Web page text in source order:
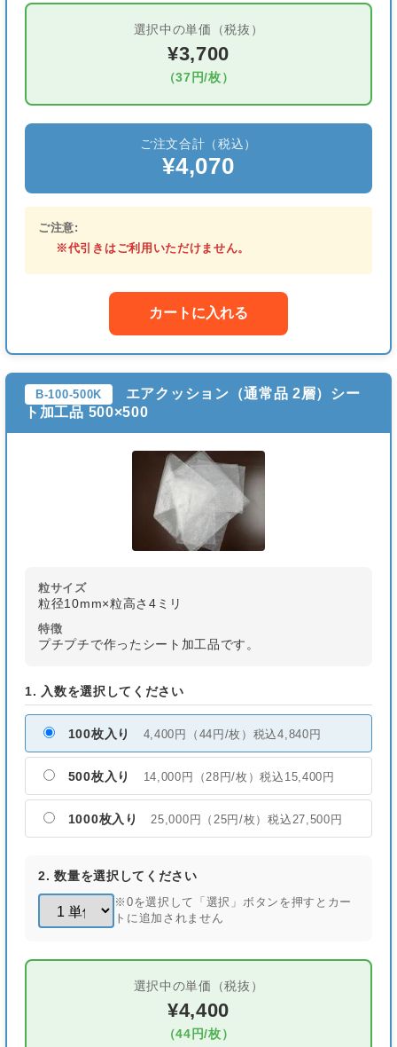
選択中の単価（税抜）
¥3,700
（37円/枚）
ご注文合計（税込）
¥4,070
ご注意:
※代引きはご利用いただけません。
カートに入れる
B-100-500K
エアクッション（通常品 2層）シー
ト加工品 500×500
粒サイズ
粒径10mm×粒高さ4ミリ
特徴
プチプチで作ったシート加工品です。
1. 入数を選択してください
100枚入り 4,400円（44円/枚）税込4,840円
500枚入り 14,000円（28円/枚）税込15,400円
1000枚入り 25,000円（25円/枚）税込27,500円
2. 数量を選択してください
※0を選択して「選択」ボタンを押すとカー
トに追加されません
選択中の単価（税抜）
¥4,400
（44円/枚）